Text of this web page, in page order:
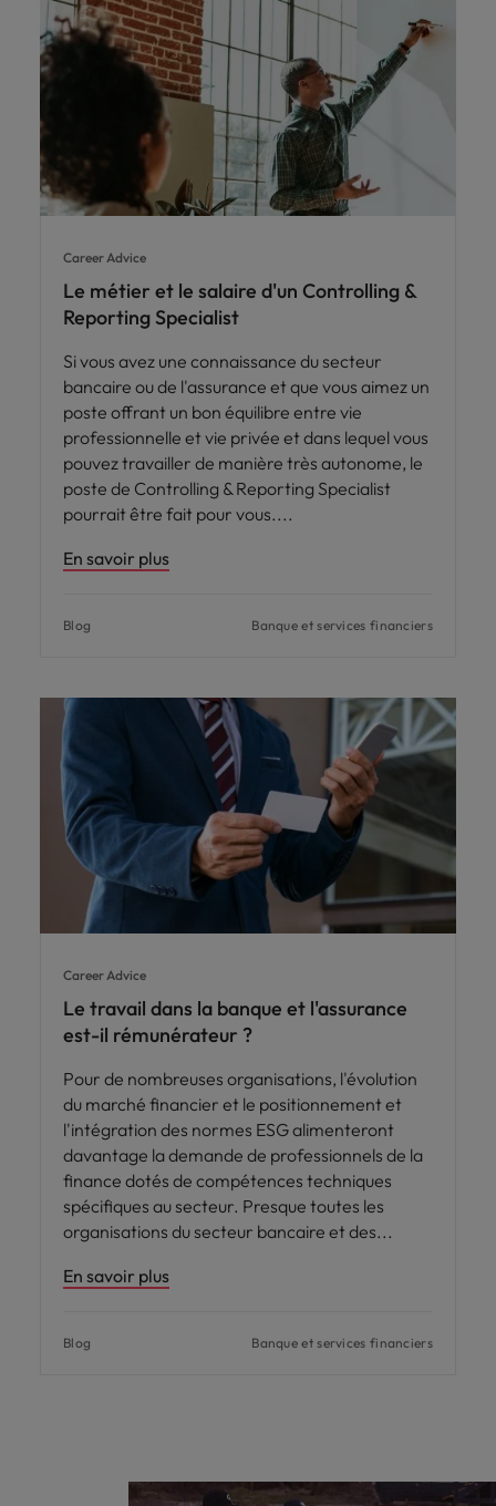
Career Advice
Le métier et le salaire d'un Controlling &
Reporting Specialist
Si vous avez une connaissance du secteur
bancaire ou de l'assurance et que vous aimez un
poste offrant un bon équilibre entre vie
professionnelle et vie privée et dans lequel vous
pouvez travailler de manière très autonome, le
poste de Controlling & Reporting Specialist
pourrait être fait pour vous.
En savoir plus
Blog Banque et services financiers
Career Advice
Le travail dans la banque et l'assurance
est-il rémunérateur ?
Pour de nombreuses organisations, l'évolution
du marché financier et le positionnement et
l'intégration des normes ESG alimenteront
davantage la demande de professionnels de la
finance dotés de compétences techniques
spécifiques au secteur. Presque toutes les
organisations du secteur bancaire et des
En savoir plus
Blog Banque et services financiers